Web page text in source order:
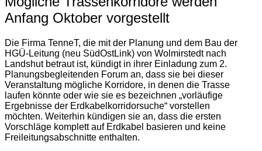
Anfang Oktober vorgestellt
Die Firma TenneT, die mit der Planung und dem Bau der
HGÜ-Leitung (neu SüdOstLink) von Wolmirstedt nach
Landshut betraut ist, kündigt in ihrer Einladung zum 2.
Planungsbegleitenden Forum an, dass sie bei dieser
Veranstaltung mögliche Korridore, in denen die Trasse
laufen könnte oder wie sie es bezeichnen „vorläufige
Ergebnisse der Erdkabelkorridorsuche“ vorstellen
möchten. Weiterhin kündigen sie an, dass die ersten
Vorschläge komplett auf Erdkabel basieren und keine
Freileitungsabschnitte enthalten.